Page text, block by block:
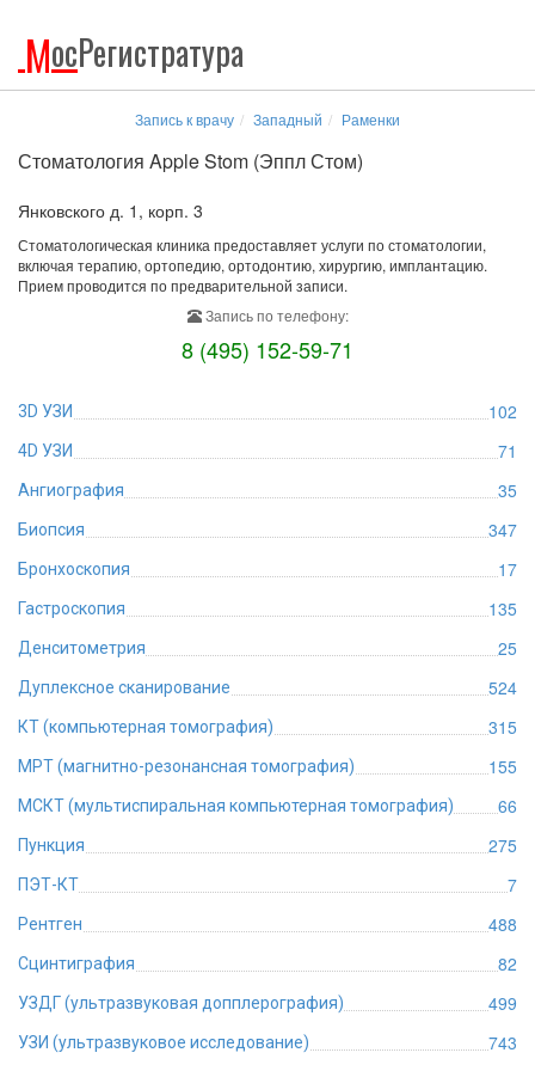
МосРегистратура
Запись к врачу Западный Раменки
Стоматология Apple Stom (Эппл Стом)
Янковского д. 1, корп. 3
Стоматологическая клиника предоставляет услуги по стоматологии,
включая терапию, ортопедию, ортодонтию, хирургию, имплантацию.
Прием проводится по предварительной записи.
Запись по телефону:
8 (495) 152-59-71
3D УЗИ 102
4D УЗИ 71
Ангиография 35
Биопсия 347
Бронхоскопия 17
Гастроскопия 135
Денситометрия 25
Дуплексное сканирование 524
КТ (компьютерная томография) 315
МРТ (магнитно-резонансная томография) 155
МСКТ (мультиспиральная компьютерная томография) 66
Пункция 275
ПЭТ-КТ 7
Рентген 488
Сцинтиграфия 82
УЗДГ (ультразвуковая допплерография) 499
УЗИ (ультразвуковое исследование)
743